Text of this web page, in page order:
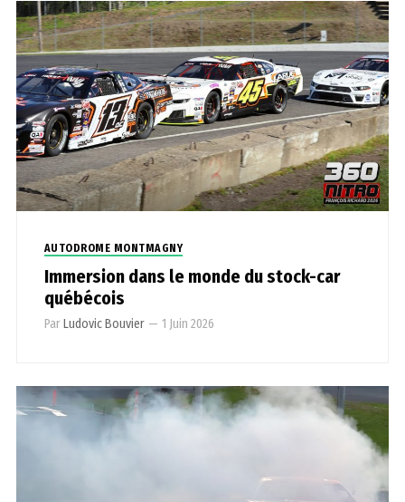
AUTODROME MONTMAGNY
Immersion dans le monde du stock-car
québécois
ParLudovic Bouvier — 1 Juin 2026